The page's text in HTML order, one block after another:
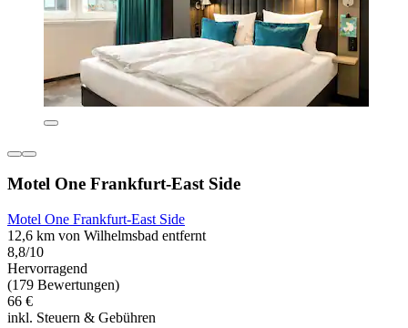
Motel One Frankfurt-East Side
Motel One Frankfurt-East Side
12,6 km von Wilhelmsbad entfernt
8,8/10
Hervorragend
(179 Bewertungen)
66 €
inkl. Steuern & Gebühren